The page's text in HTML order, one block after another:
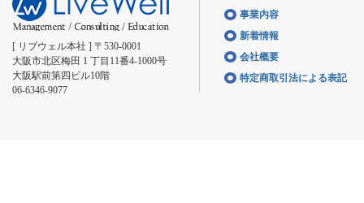
[ リブウェル本社 ] 〒530-0001
大阪市北区梅田 1 丁目11番4-1000号
大阪駅前第四ビル10階
06-6346-9077
事業内容
新着情報
会社概要
特定商取引法による表記